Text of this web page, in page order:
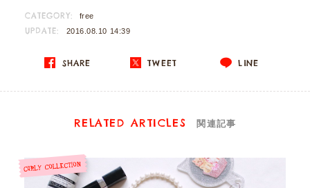
CATEGORY: free
UPDATE: 2016.08.10 14:39
SHARE TWEET LINE
RELATED ARTICLES 関連記事